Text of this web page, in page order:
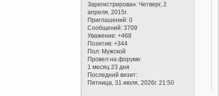
Зарегистрирован: Четверг, 2
апреля, 2015г.
Приглашений: 0
Сообщений: 3709
Уважение: +468
Позитив: +344
Пол: Мужской
Провел на форуме:
1 месяц 23 дня
Последний визит:
Пятница, 31 июля, 2026г. 21:50